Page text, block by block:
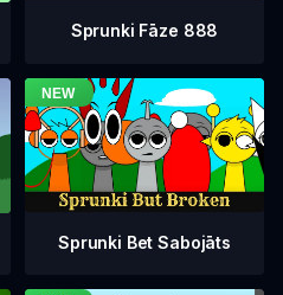
Sprunki Fāze 888
Sprunki Bet Sabojāts